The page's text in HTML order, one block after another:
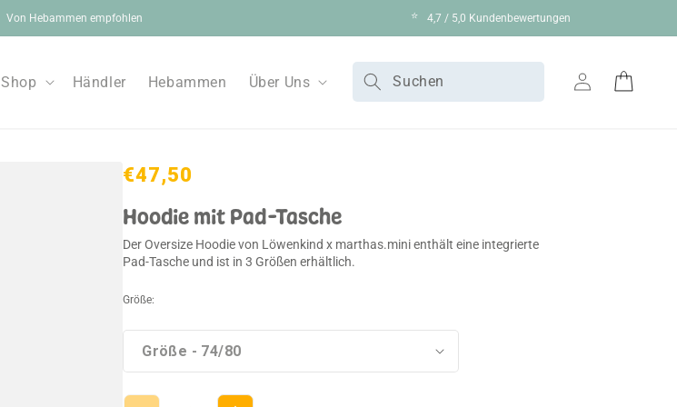
Von Hebammen empfohlen ⭐ 4,7 / 5,0 Kundenbewertungen
Shop Händler Hebammen Über Uns Suchen EinloggenWarenkorb
Normaler
€47,50
Hoodie mit Pad-Tasche
Der Oversize Hoodie von Löwenkind x marthas.mini enthält eine integrierte
Pad-Tasche und ist in 3 Größen erhältlich.
Größe: